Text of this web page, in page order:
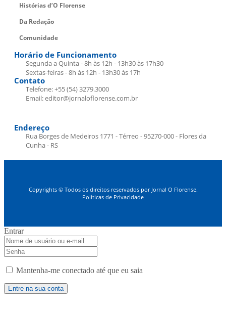
Histórias d’O Florense
Da Redação
Comunidade
Horário de Funcionamento
Segunda a Quinta - 8h às 12h - 13h30 às 17h30
Sextas-feiras - 8h às 12h - 13h30 às 17h
Contato
Telefone: +55 (54) 3279.3000
Email: editor@jornaloflorense.com.br
Endereço
Rua Borges de Medeiros 1771 - Térreo - 95270-000 - Flores da
Cunha - RS
Copyrights © Todos os direitos reservados por Jornal O Florense.
Políticas de Privacidade
Entrar
Mantenha-me conectado até que eu saia